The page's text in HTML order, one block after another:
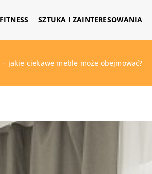
SZTUKA I ZAINTERESOWANIA
jakie ciekawe meble może obejmować?